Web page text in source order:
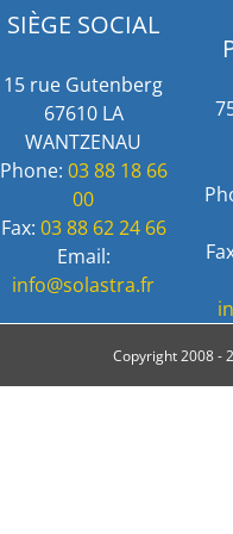
SIÈGE SOCIAL
15 rue Gutenberg
67610 LA
WANTZENAU
Phone: 03 88 18 66
00
Fax: 03 88 62 24 66
Email:
info@solastra.fr
Copyright 2008 -